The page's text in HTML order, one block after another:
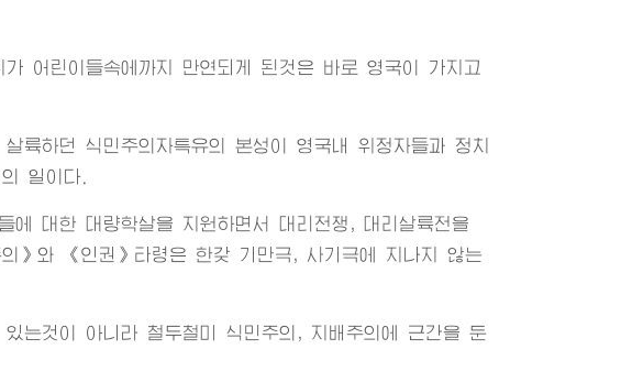
어린이들속에까지 만연되게 된것은 바로 영국이 가지고
륙하던 식민주의자특유의 본성이 영국내 위정자들과 정치
일이다.
에 대한 대량학살을 지원하면서 대리전쟁, 대리살륙전을
》와 《인권》타령은 한갖 기만극, 사기극에 지나지 않는
는것이 아니라 철두철미 식민주의, 지배주의에 근간을 둔